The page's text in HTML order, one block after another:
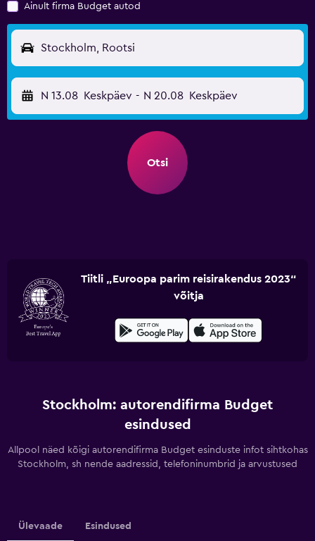
Ainult firma Budget autod
Stockholm, Rootsi
N 13.08 Keskpäev - N 20.08 Keskpäev
Otsi
Tiitli „Euroopa parim reisirakendus 2023“
võitja
Stockholm: autorendifirma Budget
esindused
Allpool näed kõigi autorendifirma Budget esinduste infot sihtkohas
Stockholm, sh nende aadressid, telefoninumbrid ja arvustused
Ülevaade Esindused